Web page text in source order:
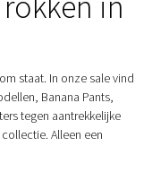
staat. In onze sale vind
Banana Pants,
tegen aantrekkelijke
Alleen een